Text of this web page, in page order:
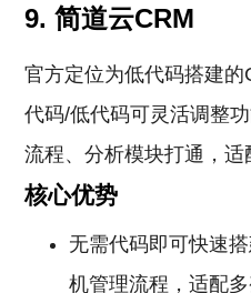
9. 简道云CRM
官方定位为低代码搭建
代码/低代码可灵活调整
流程、分析模块打通，
核心优势
无需代码即可快速
机管理流程，适配多